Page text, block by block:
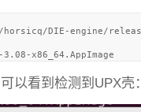
DIE-engine/
以看到检测到UPX壳